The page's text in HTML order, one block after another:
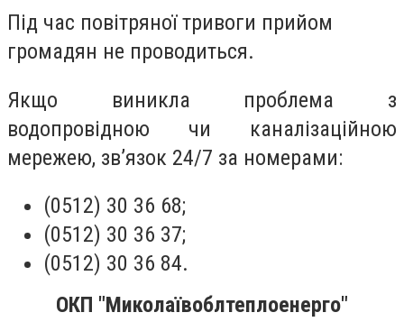
Під час повітряної тривоги прийом
громадян не проводиться.
Якщо виникла проблема з
водопровідною чи каналізаційною
мережею, зв’язок 24/7 за номерами:
(0512) 30 36 68;
(0512) 30 36 37;
(0512) 30 36 84.
ОКП "Миколаївоблтеплоенерго"